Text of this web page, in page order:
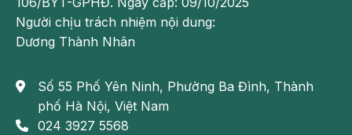
Người chịu trách nhiệm nội dung:
Dương Thành Nhân
Số 55 Phố Yên Ninh, Phường Ba Đình, Thành
phố Hà Nội, Việt Nam
024 3927 5568